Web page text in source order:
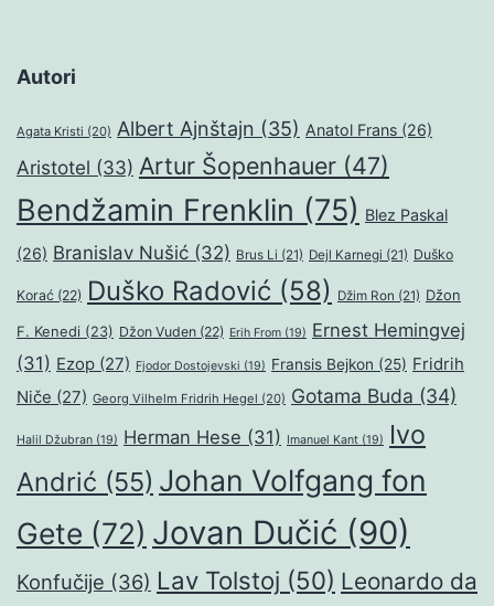
Autori
Agata Kristi (20) Albert Ajnštajn (35) Anatol Frans (26)
Aristotel (33) Artur Šopenhauer (47)
Bendžamin Frenklin (75) Blez Paskal
(26) Branislav Nušić (32) Brus Li (21) Dejl Karnegi (21) Duško
Korać (22) Duško Radović (58) Džim Ron (21) Džon
F. Kenedi (23) Džon Vuden (22) Erih From (19) Ernest Hemingvej
(31) Ezop (27) Fjodor Dostojevski (19) Fransis Bejkon (25) Fridrih
Niče (27) Georg Vilhelm Fridrih Hegel (20) Gotama Buda (34)
Halil Džubran (19) Herman Hese (31) Imanuel Kant (19)
Ivo
Andrić (55) Johan Volfgang fon
Gete (72) Jovan Dučić (90)
Konfučije (36) Lav Tolstoj (50) Leonardo da